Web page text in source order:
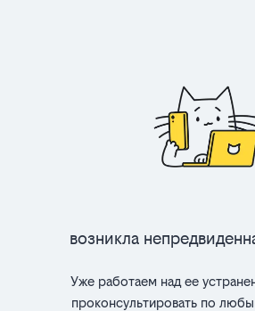
Возникла
Уже работаем над ее
проконсультировать по